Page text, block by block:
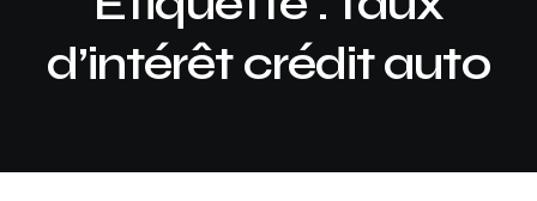
d’intérêt crédit auto